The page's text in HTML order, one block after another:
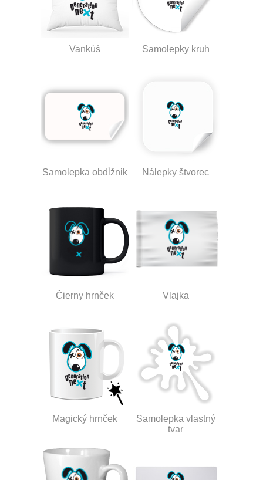
Vankúš Samolepky kruh
Samolepka obdĺžnik Nálepky štvorec
Čierny hrnček Vlajka
Magický hrnček
Samolepka vlastný
tvar